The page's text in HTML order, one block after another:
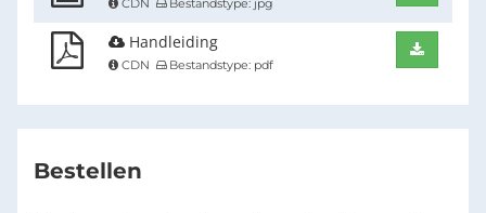
Handleiding
CDN Bestandstype: pdf
Bestellen